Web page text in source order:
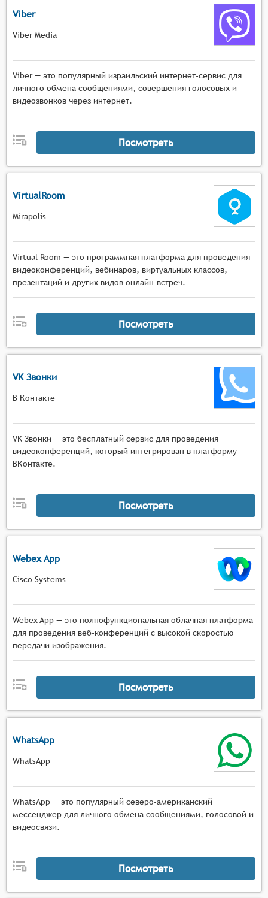
Viber
Viber Media
Viber — это популярный израильский интернет-сервис для
личного обмена сообщениями, совершения голосовых и
видеозвонков через интернет.
Посмотреть
VirtualRoom
Mirapolis
Virtual Room — это программная платформа для проведения
видеоконференций, вебинаров, виртуальных классов,
презентаций и других видов онлайн-встреч.
Посмотреть
VK Звонки
В Контакте
VK Звонки — это бесплатный сервис для проведения
видеоконференций, который интегрирован в платформу
ВКонтакте.
Посмотреть
Webex App
Cisco Systems
Webex App — это полнофункциональная облачная платформа
для проведения веб-конференций с высокой скоростью
передачи изображения.
Посмотреть
WhatsApp
WhatsApp
WhatsApp — это популярный северо-американский
мессенджер для личного обмена сообщениями, голосовой и
видеосвязи.
Посмотреть